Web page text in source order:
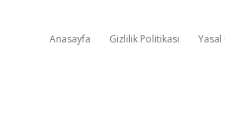
Anasayfa Gizlilik Politikası Yasal